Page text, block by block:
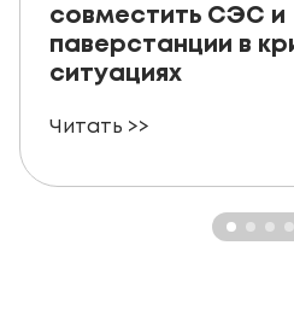
совместить СЭС и
паверстанции в
ситуациях
Читать >>